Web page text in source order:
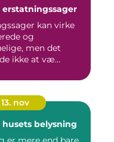
erstatningssager
kan virke
og
men det
ikke at væ...
13. nov
belysning